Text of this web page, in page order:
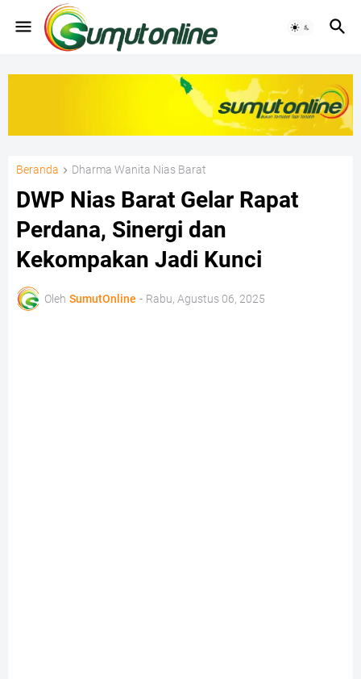
Beranda Dharma Wanita Nias Barat
DWP Nias Barat Gelar Rapat
Perdana, Sinergi dan
Kekompakan Jadi Kunci
Oleh SumutOnline - Rabu, Agustus 06, 2025